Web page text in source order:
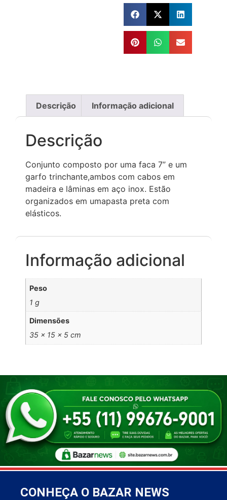
Descrição Informação adicional
Descrição
Conjunto composto por uma faca 7” e um
garfo trinchante,ambos com cabos em
madeira e lâminas em aço inox. Estão
organizados em umapasta preta com
elásticos.
Informação adicional
Peso
1 g
Dimensões
35 × 15 × 5 cm
CONHEÇA O BAZAR NEWS